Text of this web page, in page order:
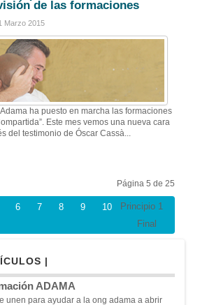
de las formaciones
Marzo 2015
ha puesto en marcha las formaciones
Este mes vemos una nueva cara
del testimonio de Óscar Cassà...
Página 5 de 25
Principio 1
6 7 8 9
10
Final
|
ADAMA
unen para ayudar a la ong adama a abrir